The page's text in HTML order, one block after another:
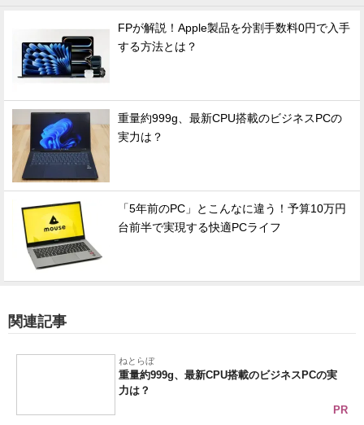
FPが解説！Apple製品を分割手数料0円で入手
する方法とは？
重量約999g、最新CPU搭載のビジネスPCの
実力は？
「5年前のPC」とこんなに違う！予算10万円
台前半で実現する快適PCライフ
関連記事
ねとらぼ
重量約999g、最新CPU搭載のビジネスPCの実
力は？
PR